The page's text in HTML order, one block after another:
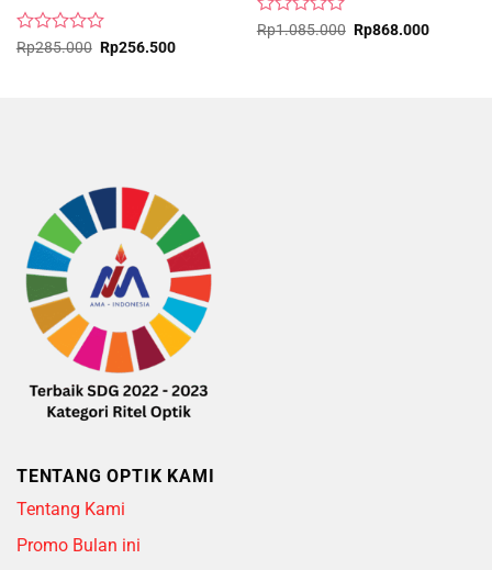
Rated
Rp285.000 Original
price
Rp256.500Current
Rated
Rp1.085.000 Original
price
Rp868.000Current
TENTANG OPTIK KAMI
Tentang Kami
Promo Bulan ini